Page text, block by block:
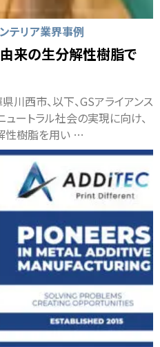
テリア業界事例
由来の生分解性樹脂で
川西市、以下、GSアライアンス
ュートラル社会の実現に向け、
性樹脂を用い …